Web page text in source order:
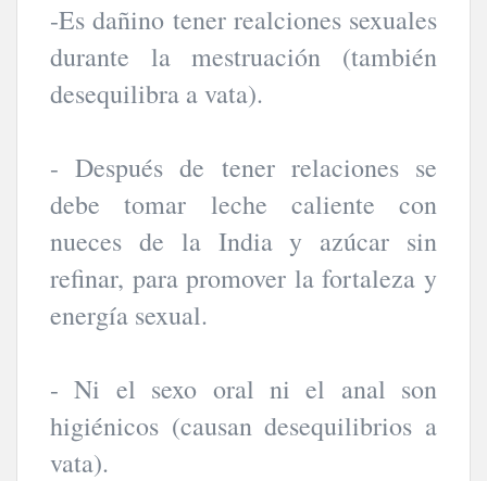
-Es dañino tener realciones sexuales
durante la mestruación (también
desequilibra a vata).
- Después de tener relaciones se
debe tomar leche caliente con
nueces de la India y azúcar sin
refinar, para promover la fortaleza y
energía sexual.
- Ni el sexo oral ni el anal son
higiénicos (causan desequilibrios a
vata).